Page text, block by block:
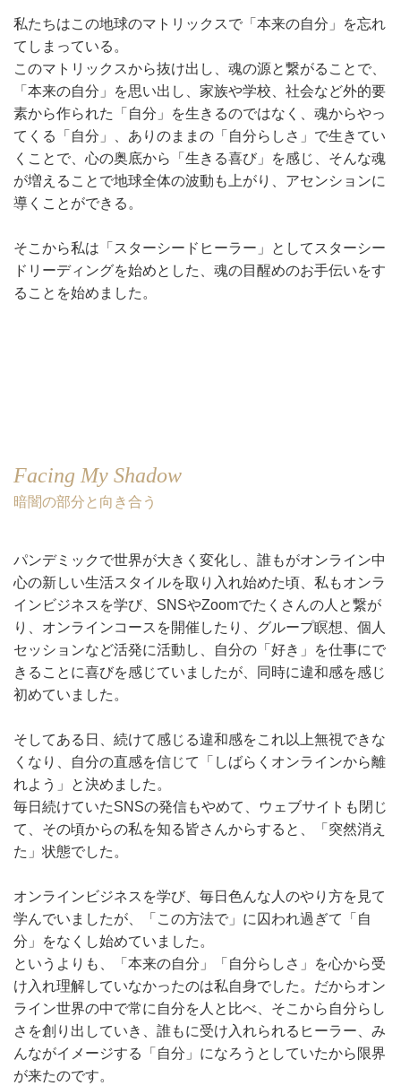
私たちはこの地球のマトリックスで「本来の自分」を忘れ
てしまっている。
このマトリックスから抜け出し、魂の源と繋がることで、
「本来の自分」を思い出し、家族や学校、社会など外的要
素から作られた「自分」を生きるのではなく、魂からやっ
てくる「自分」、ありのままの「自分らしさ」で生きてい
くことで、心の奥底から「生きる喜び」を感じ、そんな魂
が増えることで地球全体の波動も上がり、アセンションに
導くことができる。
そこから私は「スターシードヒーラー」としてスターシー
ドリーディングを始めとした、魂の目醒めのお手伝いをす
ることを始めました。
Facing My Shadow
暗闇の部分と向き合う
パンデミックで世界が大きく変化し、誰もがオンライン中
心の新しい生活スタイルを取り入れ始めた頃、私もオンラ
インビジネスを学び、SNSやZoomでたくさんの人と繋が
り、オンラインコースを開催したり、グループ瞑想、個人
セッションなど活発に活動し、自分の「好き」を仕事にで
きることに喜びを感じていましたが、同時に違和感を感じ
初めていました。
そしてある日、続けて感じる違和感をこれ以上無視できな
くなり、自分の直感を信じて「しばらくオンラインから離
れよう」と決めました。
毎日続けていたSNSの発信もやめて、ウェブサイトも閉じ
て、その頃からの私を知る皆さんからすると、「突然消え
た」状態でした。
オンラインビジネスを学び、毎日色んな人のやり方を見て
学んでいましたが、「この方法で」に囚われ過ぎて「自
分」をなくし始めていました。
というよりも、「本来の自分」「自分らしさ」を心から受
け入れ理解していなかったのは私自身でした。だからオン
ライン世界の中で常に自分を人と比べ、そこから自分らし
さを創り出していき、誰もに受け入れられるヒーラー、み
んながイメージする「自分」になろうとしていたから限界
が来たのです。